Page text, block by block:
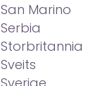
San Marino
Serbia
Storbritannia
Sveits